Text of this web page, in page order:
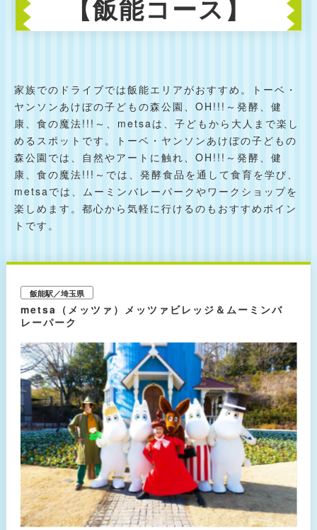
【飯能コース】
家族でのドライブでは飯能エリアがおすすめ。トーベ・
ヤンソンあけぼの子どもの森公園、OH!!!～発酵、健
康、食の魔法!!!～、metsaは、子どもから大人まで楽し
めるスポットです。トーベ・ヤンソンあけぼの子どもの
森公園では、自然やアートに触れ、OH!!!～発酵、健
康、食の魔法!!!～では、発酵食品を通して食育を学び、
metsaでは、ムーミンバレーパークやワークショップを
楽しめます。都心から気軽に行けるのもおすすめポイン
トです。
飯能駅／埼玉県
metsa（メッツァ）メッツァビレッジ＆ムーミンバ
レーパーク